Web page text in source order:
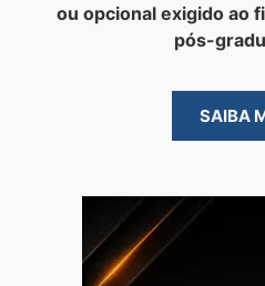
ou opcional exigido ao
pós-
SAIBA